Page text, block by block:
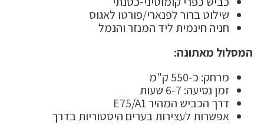
שילוט ברור לפנארי/פורטו לאגוס
חניה חינמית ליד המנזר והנמל
המסלול מאתונה:
מרחק: כ-550 ק"מ
זמן נסיעה: 6-7 שעות
דרך הכביש המהיר E75/A1
אפשרות לעצירות בערים היסטוריות בדרך